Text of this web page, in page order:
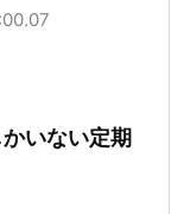
いない定期